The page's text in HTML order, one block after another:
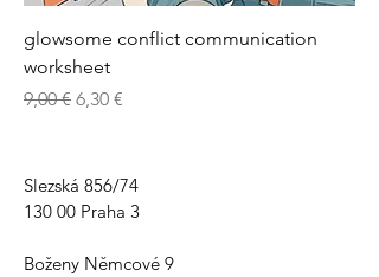
glowsome conflict communication
worksheet
Běžná cena
9,00 € Zvýhodněná cena
6,30 €
Slezská 856/74
130 00 Praha 3
Boženy Němcové 9